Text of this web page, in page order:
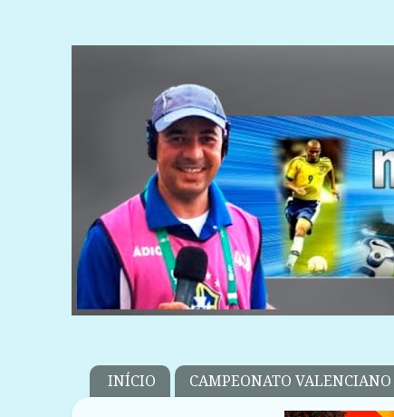
INÍCIO CAMPEONATO VALENCIANO